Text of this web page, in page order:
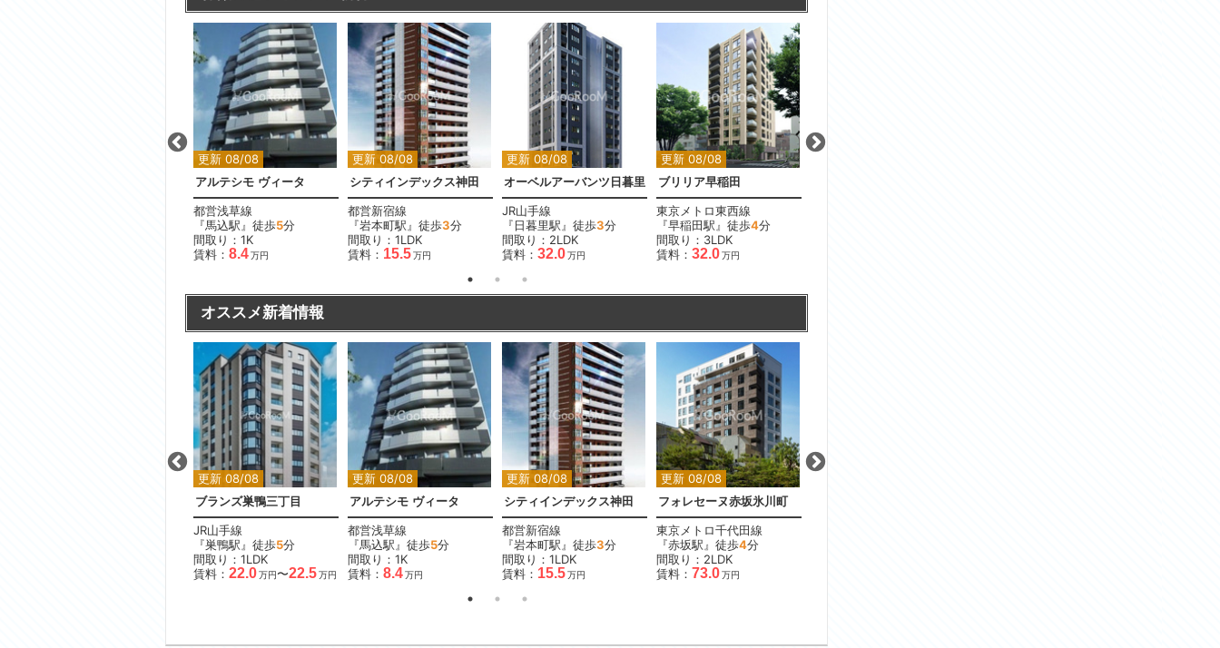
更新 08/08
アルテシモ ヴィータ
都営浅草線
『馬込駅』徒歩5分
間取り：1K
賃料： 8.4万円
更新 08/08
シティインデックス神田
都営新宿線
『岩本町駅』徒歩3分
間取り：1LDK
賃料： 15.5万円
更新 08/08
オーベルアーバンツ日暮里
JR山手線
『日暮里駅』徒歩3分
間取り：2LDK
賃料： 32.0万円
更新 08/08
ブリリア早稲田
東京メトロ東西線
『早稲田駅』徒歩4分
間取り：3LDK
賃料： 32.0万円
オススメ新着情報
更新 08/08
ブランズ巣鴨三丁目
JR山手線
『巣鴨駅』徒歩5分
間取り：1LDK
賃料： 22.0万円〜22.5万円
更新 08/08
アルテシモ ヴィータ
都営浅草線
『馬込駅』徒歩5分
間取り：1K
賃料： 8.4万円
更新 08/08
シティインデックス神田
都営新宿線
『岩本町駅』徒歩3分
間取り：1LDK
賃料： 15.5万円
更新 08/08
フォレセーヌ赤坂氷川町
東京メトロ千代田線
『赤坂駅』徒歩4分
間取り：2LDK
賃料： 73.0万円